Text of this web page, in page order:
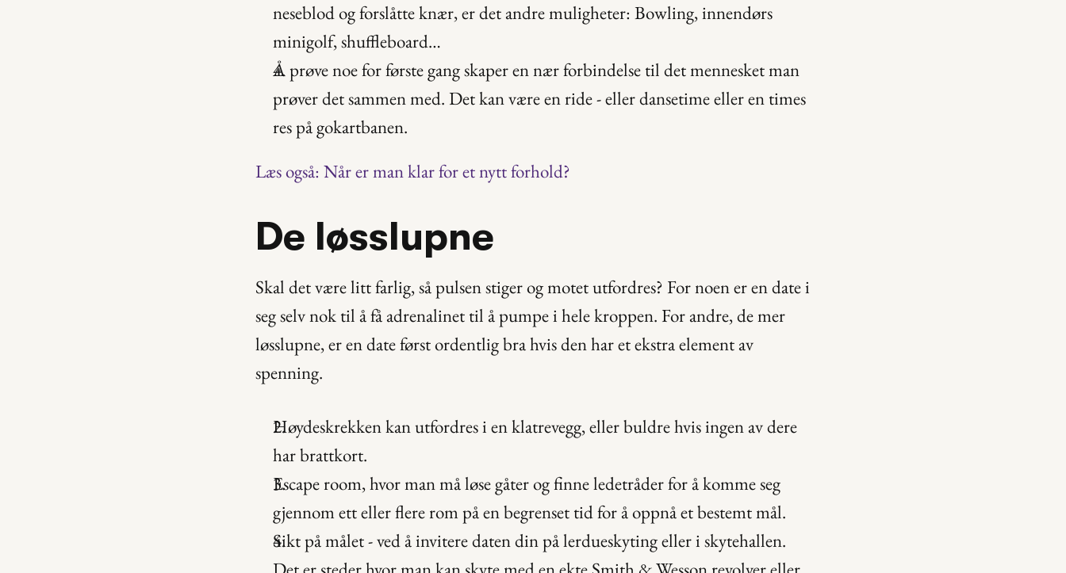
neseblod og forslåtte knær, er det andre muligheter: Bowling, innendørs
minigolf, shuffleboard…
Å prøve noe for første gang skaper en nær forbindelse til det mennesket man
prøver det sammen med. Det kan være en ride - eller dansetime eller en times
res på gokartbanen.
Læs også: Når er man klar for et nytt forhold?
De løsslupne
Skal det være litt farlig, så pulsen stiger og motet utfordres? For noen er en date i
seg selv nok til å få adrenalinet til å pumpe i hele kroppen. For andre, de mer
løsslupne, er en date først ordentlig bra hvis den har et ekstra element av
spenning.
Høydeskrekken kan utfordres i en klatrevegg, eller buldre hvis ingen av dere
har brattkort.
Escape room, hvor man må løse gåter og finne ledetråder for å komme seg
gjennom ett eller flere rom på en begrenset tid for å oppnå et bestemt mål.
Sikt på målet - ved å invitere daten din på lerdueskyting eller i skytehallen.